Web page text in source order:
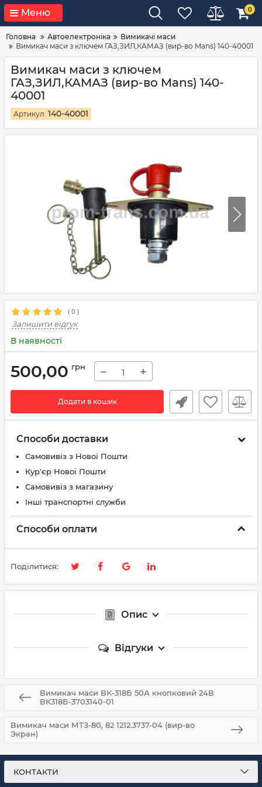
Меню 0
Головна Автоелектроніка
Вимикачі маси
Вимикач маси з ключем ГАЗ,ЗИЛ,КАМАЗ (вир-во Mans) 140-40001
Вимикач маси з ключем
ГАЗ,ЗИЛ,КАМАЗ (вир-во Mans) 140-
40001
Артикул: 140-40001
( 0 )
Залишити відгук
В наявності
500,00 грн − +
Додати в кошик
Способи доставки
Самовивіз з Нової Пошти
Кур'єр Нової Пошти
Самовивіз з магазину
Інші транспортні служби
Способи оплати
Поділитися:
Опис
Відгуки
Вимикач маси ВК-318Б 50А кнопковий 24В
ВК318Б-3703140-01
Вимикач маси МТЗ-80, 82 1212.3737-04 (вир-во
Экран)
КОНТАКТИ